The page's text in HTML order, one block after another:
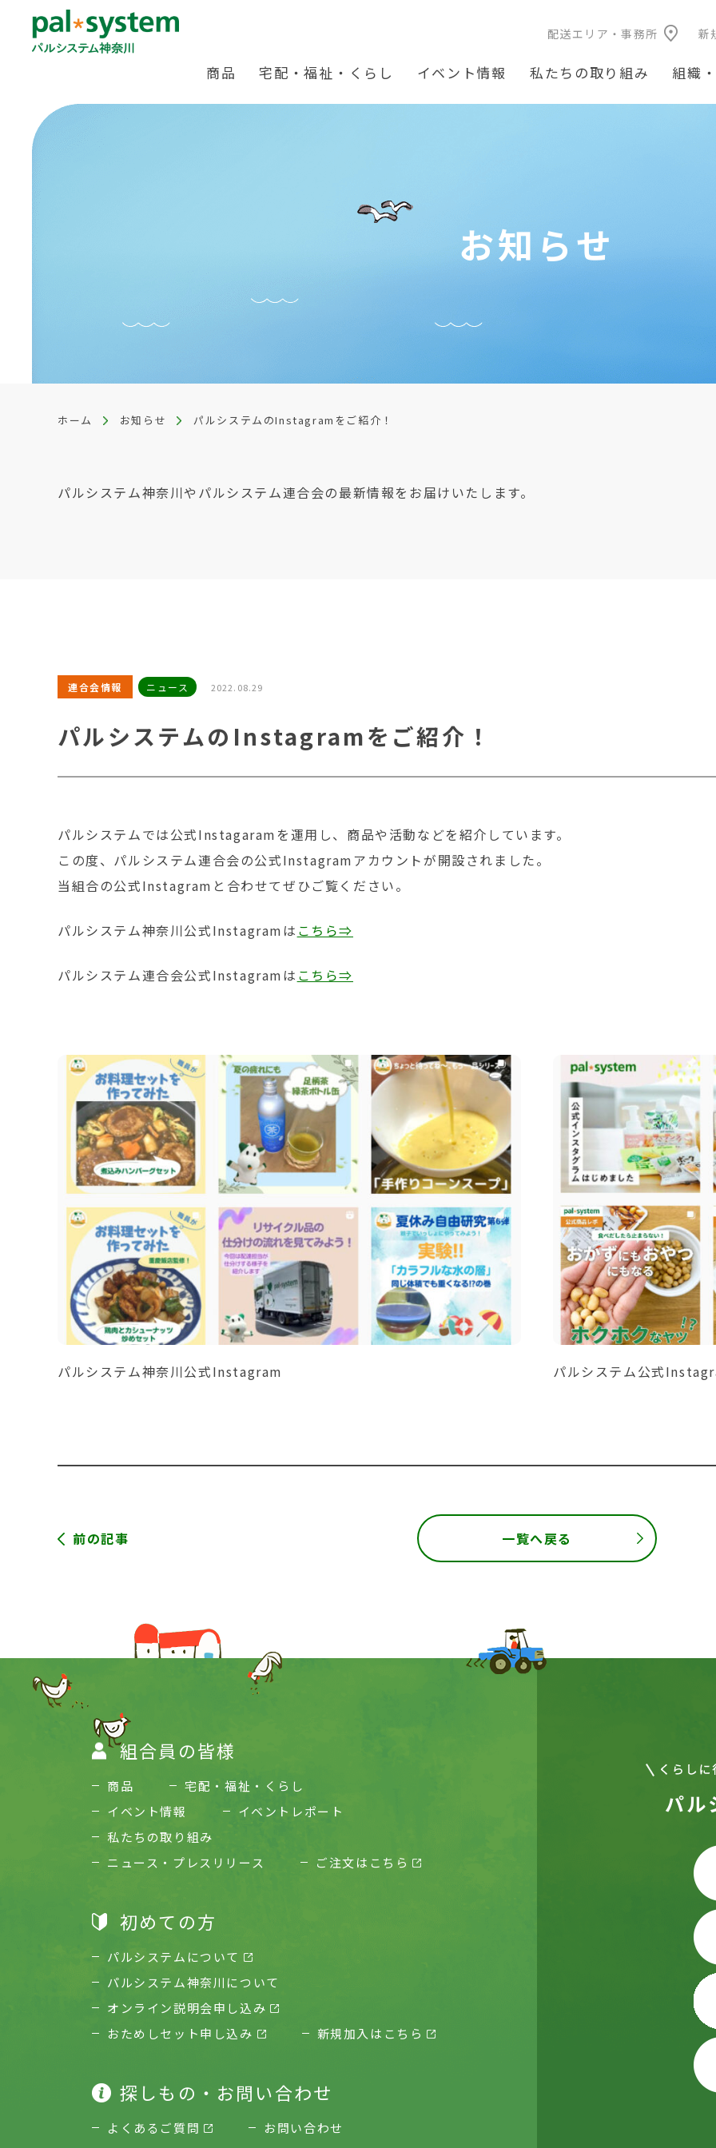
配送エリア・事務所 新
商品 宅配・福祉・くらし イベント情報 私たちの取り組み 組織
お知らせ
ホーム お知らせ パルシステムのInstagramをご紹介！
パルシステム神奈川やパルシステム連合会の最新情報をお届けいたします。
連合会情報 ニュース 2022.08.29
パルシステムのInstagramをご紹介！
パルシステムでは公式Instagaramを運用し、商品や活動などを紹介しています。
この度、パルシステム連合会の公式Instagramアカウントが開設されました。
当組合の公式Instagramと合わせてぜひご覧ください。
パルシステム神奈川公式Instagramは こちら⇒
パルシステム連合会公式Instagramは こちら⇒
パルシステム神奈川公式Instagram パルシステム公式
前の記事 一覧へ戻る
組合員の皆様
商品
宅配・福祉・くらし
イベント情報
イベントレポート
私たちの取り組み
ニュース・プレスリリース
ご注文はこちら
初めての方
パルシステムについて
パルシステム神奈川について
オンライン説明会申し込み
おためしセット申し込み
新規加入はこちら
探しもの・お問い合わせ
よくあるご質問 お問い合わせ
パル